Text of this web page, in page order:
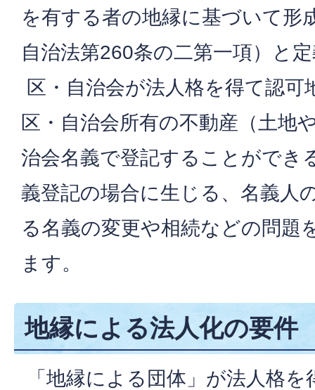
を有する者の地縁に基づいて形
自治法第260条の二第一項）と
区・自治会が法人格を得て認可
区・自治会所有の不動産（土地
治会名義で登記することができ
義登記の場合に生じる、名義人
る名義の変更や相続などの問題
ます。
地縁による法人化の要件
「地縁による団体」が法人格